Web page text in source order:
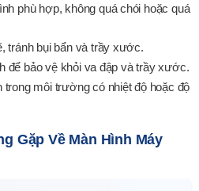
phù hợp, không quá chói hoặc quá
tránh bụi bẩn và trầy xước.
để bảo vệ khỏi va đập và trầy xước.
môi trường có nhiệt độ hoặc độ
Gặp Về Màn Hình Máy